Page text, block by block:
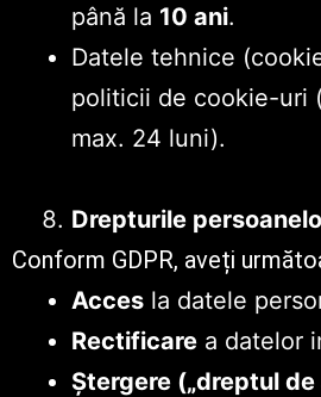
până la 10 ani.
Datele tehnice
politicii de cookie-uri
max. 24 luni).
Drepturile
Conform GDPR, aveți
Acces la datele
Rectificare a datelor
Ștergere („dreptul